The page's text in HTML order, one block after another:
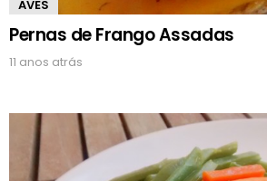
AVES
Pernas de Frango Assadas
11 anos atrás